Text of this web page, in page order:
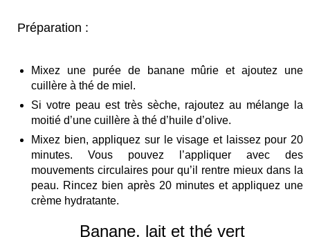
Préparation :
Mixez une purée de banane mûrie et ajoutez une
cuillère à thé de miel.
Si votre peau est très sèche, rajoutez au mélange la
moitié d’une cuillère à thé d’huile d’olive.
Mixez bien, appliquez sur le visage et laissez pour 20
minutes. Vous pouvez l’appliquer avec des
mouvements circulaires pour qu’il rentre mieux dans la
peau. Rincez bien après 20 minutes et appliquez une
crème hydratante.
Banane, lait et thé vert